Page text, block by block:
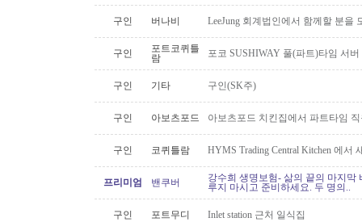
구인 버나비 LeeJung 회계법인에서 함께할 분을
구인
포트코퀴틀
람
포코 SUSHIWAY 풀(파트)타임 서버
구인 기타 구인(SK주)
구인 아보츠포드 아보츠포드 치킨집에서 파트타임
구인 코퀴틀람 HYMS Trading Central Kitchen 에
프리미엄 밴쿠버
강수희 생명보험- 삶의 끝의 마지막
루지 마시고 준비하세요. 두 명의..
구인 포트무디 Inlet station 근처 일식집